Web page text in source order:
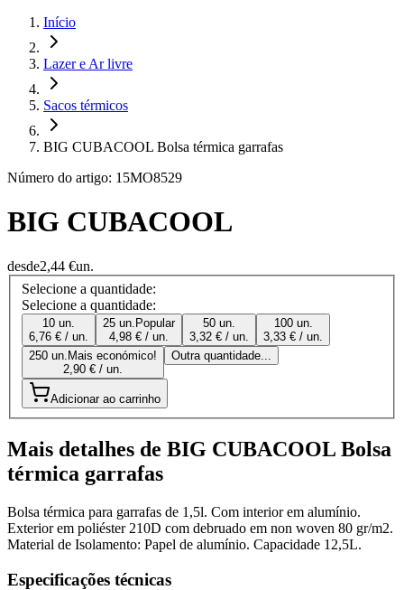
Início
Lazer e Ar livre
Sacos térmicos
BIG CUBACOOL Bolsa térmica garrafas
Número do artigo: 15MO8529
BIG CUBACOOL
desde2,44 €un.
Selecione a quantidade:
Selecione a quantidade:
10 un.
6,76 € / un.
25 un. Popular
4,98 € / un.
50 un.
3,32 € / un.
100 un.
3,33 € / un.
250 un. Mais económico!
2,90 € / un.
Outra quantidade...
Adicionar ao carrinho
Mais detalhes de BIG CUBACOOL Bolsa
térmica garrafas
Bolsa térmica para garrafas de 1,5l. Com interior em alumínio.
Exterior em poliéster 210D com debruado em non woven 80 gr/m2.
Material de Isolamento: Papel de alumínio. Capacidade 12,5L.
Especificações técnicas